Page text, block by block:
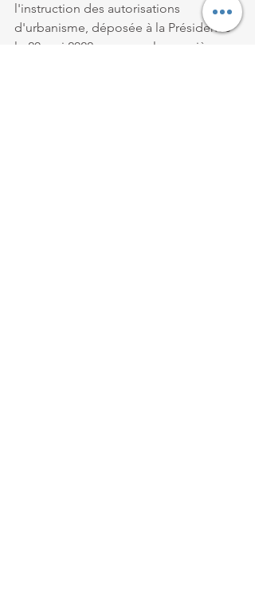
l'instruction des autorisations
d'urbanisme, déposée à la Présidence
le 20 mai 2022, sans que la première